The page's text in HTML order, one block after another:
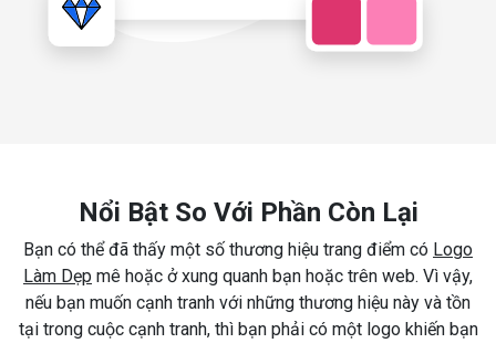
Nổi Bật So Với Phần Còn Lại
Bạn có thể đã thấy một số thương hiệu trang điểm có Logo
Làm Dẹp mê hoặc ở xung quanh bạn hoặc trên web. Vì vậy,
nếu bạn muốn cạnh tranh với những thương hiệu này và tồn
tại trong cuộc cạnh tranh, thì bạn phải có một logo khiến bạn